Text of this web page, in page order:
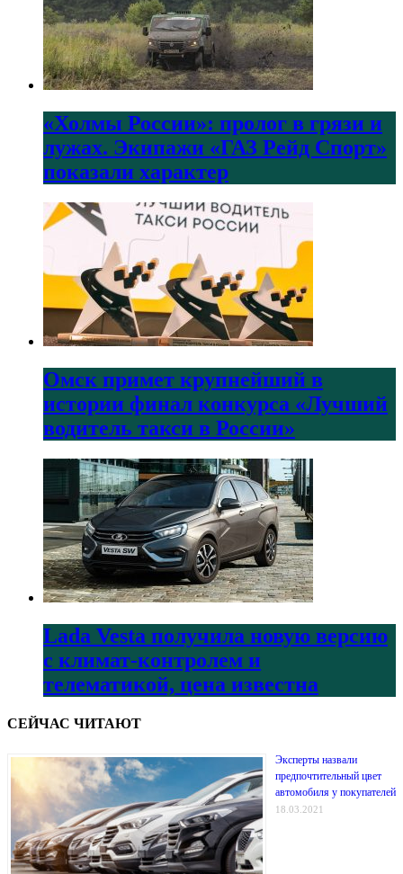
«Холмы России»: пролог в грязи и
лужах. Экипажи «ГАЗ Рейд Спорт»
показали характер
Омск примет крупнейший в
истории финал конкурса «Лучший
водитель такси в России»
Lada Vesta получила новую версию
с климат-контролем и
телематикой, цена известна
СЕЙЧАС ЧИТАЮТ
Эксперты назвали
предпочтительный цвет
автомобиля у покупателей
18.03.2021